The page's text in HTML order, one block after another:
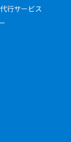
行サービス